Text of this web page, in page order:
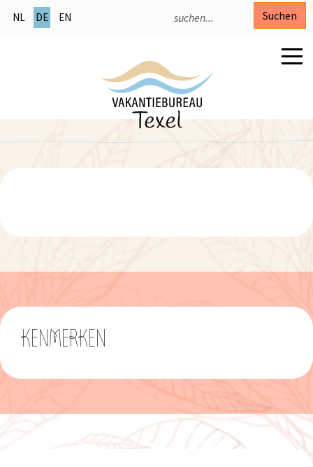
NL DE EN Suchen
KENMERKEN